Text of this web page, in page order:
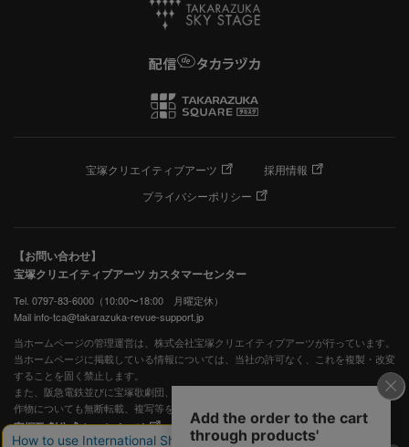
宝塚クリエイティブアーツ
採用情報
プライバシーポリシー
【お問い合わせ】
宝塚クリエイティブアーツ カスタマーセンター
Tel. 0797-83-6000（10:00〜18:00 月曜定休）
Mail info-tca@takarazuka-revue-support.jp
当ホームページの管理運営は、株式会社宝塚クリエイティブアーツが行っています。
当ホームページに掲載している情報については、当社の許可なく、これを複製・改変
することを固く禁止します。
また、阪急電鉄並びに宝塚歌劇団、宝塚クリエイティブアーツの出版物ほか写真等著
作物についても無断転載、複写等を禁じます。
宝塚歌劇公式ホームページ